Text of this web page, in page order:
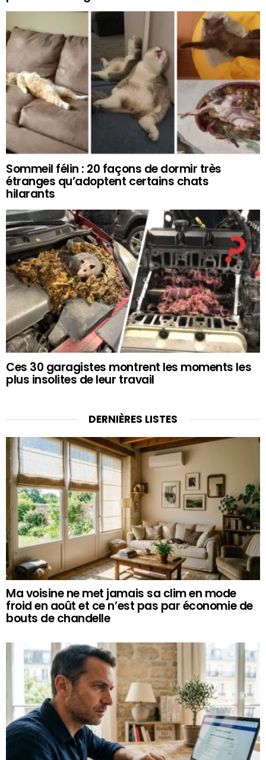
Sommeil félin : 20 façons de dormir très
étranges qu’adoptent certains chats
hilarants
Ces 30 garagistes montrent les moments les
plus insolites de leur travail
DERNIÈRES LISTES
Ma voisine ne met jamais sa clim en mode
froid en août et ce n’est pas par économie de
bouts de chandelle